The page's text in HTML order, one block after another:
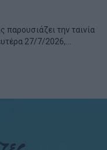
παρουσιάζει την ταινία
27/7/2026,...